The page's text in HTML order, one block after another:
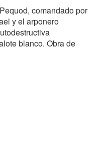
comandado por
y el arponero
blanco. Obra de